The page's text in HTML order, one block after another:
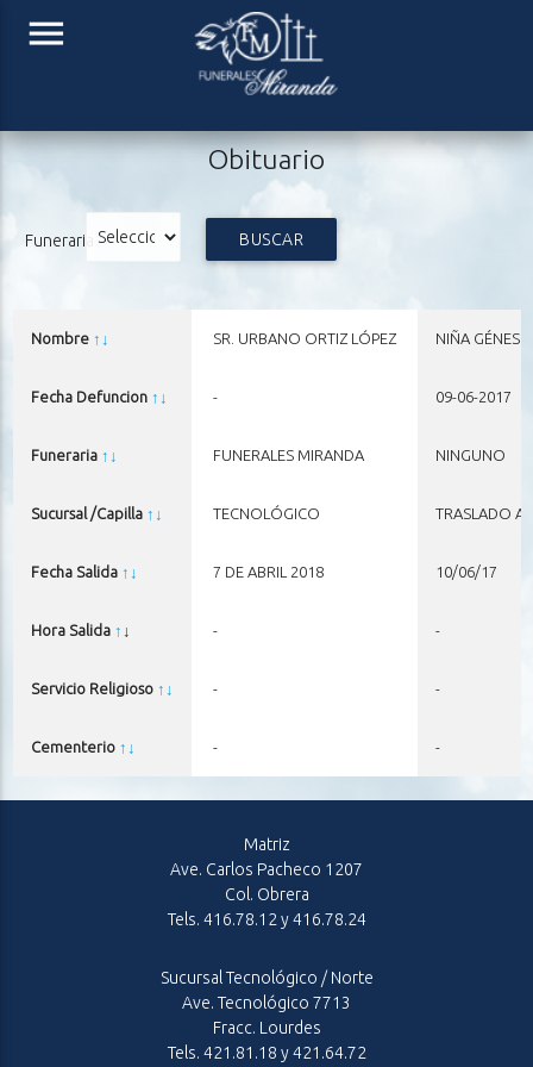
menu
Obituario
Funeraria BUSCAR
Nombre ↑ ↓
Fecha Defuncion ↑ ↓
Funeraria ↑ ↓
Sucursal /Capilla ↑ ↓
Fecha Salida ↑ ↓
Hora Salida ↑ ↓
Servicio Religioso ↑ ↓
Cementerio ↑ ↓
SR. URBANO ORTIZ LÓPEZ
-
FUNERALES MIRANDA
TECNOLÓGICO
7 DE ABRIL 2018
-
-
-
NIÑA
09-06-2017
NINGUNO
TRASLADO A
10/06/17
-
-
-
Matriz
Ave. Carlos Pacheco 1207
Col. Obrera
Tels. 416.78.12 y 416.78.24
Sucursal Tecnológico / Norte
Ave. Tecnológico 7713
Fracc. Lourdes
Tels. 421.81.18 y 421.64.72